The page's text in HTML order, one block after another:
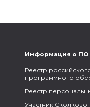
Информация о ПО
Реестр
программного
Реестр
Участник Сколково